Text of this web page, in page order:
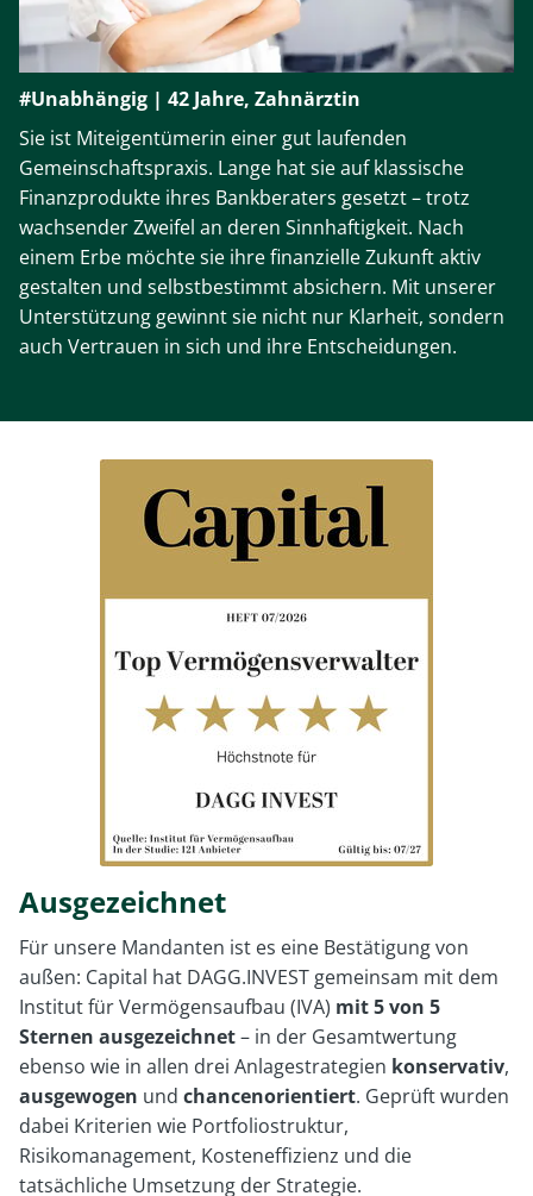
#Unabhängig | 42 Jahre, Zahnärztin
Sie ist Miteigentümerin einer gut laufenden
Gemeinschaftspraxis. Lange hat sie auf klassische
Finanzprodukte ihres Bankberaters gesetzt – trotz
wachsender Zweifel an deren Sinnhaftigkeit. Nach
einem Erbe möchte sie ihre finanzielle Zukunft aktiv
gestalten und selbstbestimmt absichern. Mit unserer
Unterstützung gewinnt sie nicht nur Klarheit, sondern
auch Vertrauen in sich und ihre Entscheidungen.
Ausgezeichnet
Für unsere Mandanten ist es eine Bestätigung von
außen: Capital hat DAGG.INVEST gemeinsam mit dem
Institut für Vermögensaufbau (IVA) mit 5 von 5
Sternen ausgezeichnet– in der Gesamtwertung
ebenso wie in allen drei Anlagestrategien konservativ,
ausgewogen und chancenorientiert. Geprüft wurden
dabei Kriterien wie Portfoliostruktur,
Risikomanagement, Kosteneffizienz und die
tatsächliche Umsetzung der Strategie.